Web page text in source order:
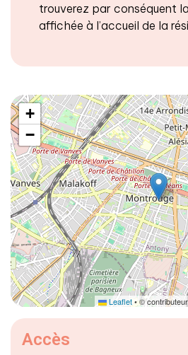
trouverez par conséquent
affichée à l’accueil de la
+
−
Leaflet• ©
Accès